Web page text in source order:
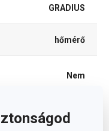
GRADIUS
hőmérő
Nem
8592973128222